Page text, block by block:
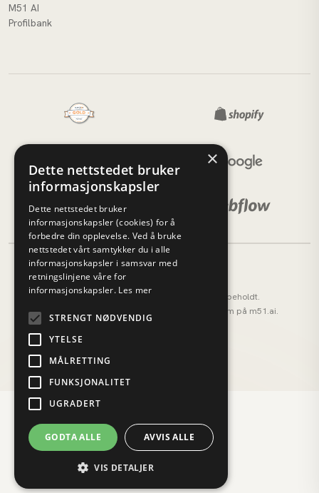
M51 AI
Profilbank
© 2026 M51 Marketing. Alle rettigheter forbeholdt.
M51 AI (tidligere AI OS) — vårt AI-operativsystem på m51.ai.
Personvernerklæring
×
Dette nettstedet bruker
informasjonskapsler
Dette nettstedet bruker
informasjonskapsler (cookies) for å
forbedre din opplevelse. Ved å bruke
nettstedet vårt samtykker du i alle
informasjonskapsler i samsvar med
retningslinjene våre for
informasjonskapsler. Les mer
STRENGT NØDVENDIG
YTELSE
MÅLRETTING
FUNKSJONALITET
UGRADERT
GODTA ALLE AVVIS ALLE
VIS DETALJER